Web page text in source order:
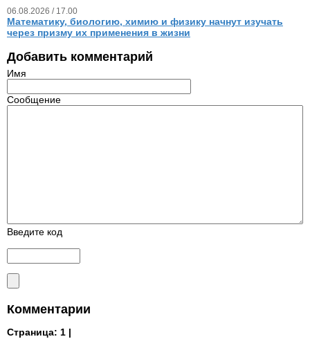
06.08.2026 / 17.00
Математику, биологию, химию и физику начнут изучать
через призму их применения в жизни
Добавить комментарий
Имя
Сообщение
Введите код
Комментарии
Страница: 1 |